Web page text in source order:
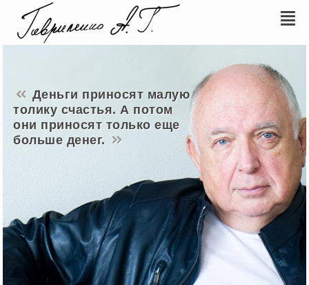
Деньги приносят малую
толику счастья. А потом
они приносят только еще
больше денег.